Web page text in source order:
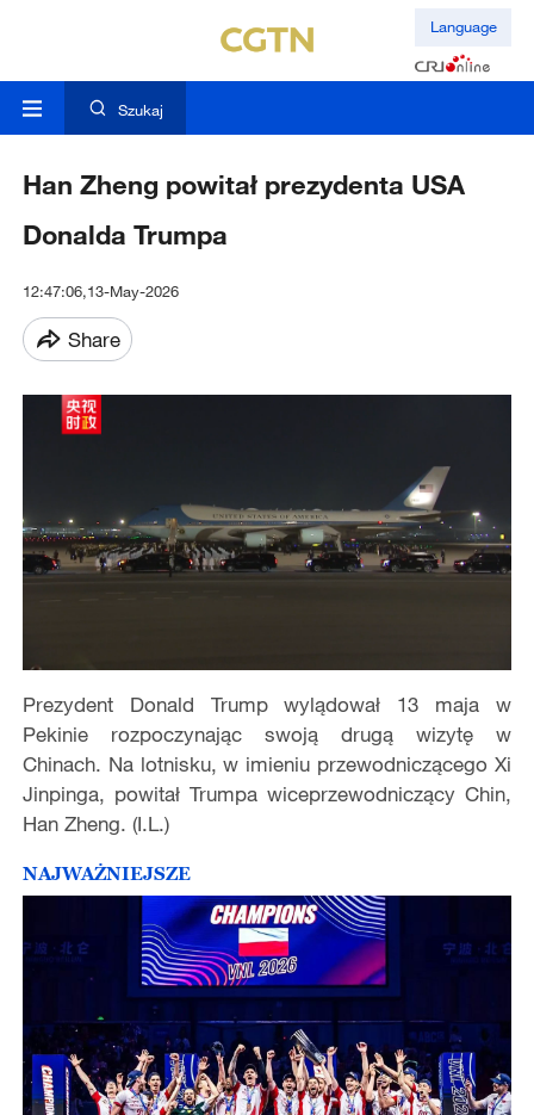
Language
Szukaj
Han Zheng powitał prezydenta USA
Donalda Trumpa
12:47:06,13-May-2026
Share
Prezydent Donald Trump wylądował 13 maja w
Pekinie rozpoczynając swoją drugą wizytę w
Chinach. Na lotnisku, w imieniu przewodniczącego Xi
Jinpinga, powitał Trumpa wiceprzewodniczący Chin,
Han Zheng. (I.L.)
NAJWAŻNIEJSZE